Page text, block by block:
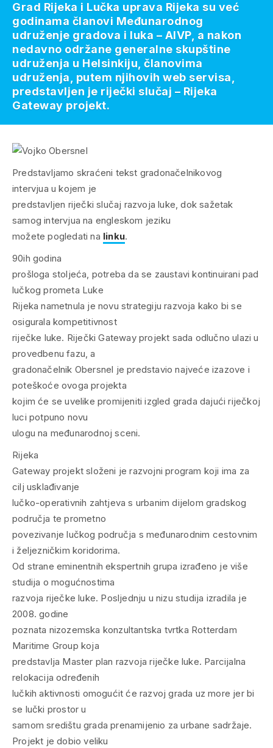
Predstavljamo skraćeni tekst gradonačelnikovog
intervjua u kojem je
predstavljen riječki slučaj razvoja luke, dok sažetak
samog intervjua na engleskom jeziku
možete pogledati na linku.
90ih godina
prošloga stoljeća, potreba da se zaustavi kontinuirani pad
lučkog prometa Luke
Rijeka nametnula je novu strategiju razvoja kako bi se
osigurala kompetitivnost
riječke luke. Riječki Gateway projekt sada odlučno ulazi u
provedbenu fazu, a
gradonačelnik Obersnel je predstavio najveće izazove i
poteškoće ovoga projekta
kojim će se uvelike promijeniti izgled grada dajući riječkoj
luci potpuno novu
ulogu na međunarodnoj sceni.
Rijeka
Gateway projekt složeni je razvojni program koji ima za
cilj usklađivanje
lučko-operativnih zahtjeva s urbanim dijelom gradskog
područja te prometno
povezivanje lučkog područja s međunarodnim cestovnim
i željezničkim koridorima.
Od strane eminentnih ekspertnih grupa izrađeno je više
studija o mogućnostima
razvoja riječke luke. Posljednju u nizu studija izradila je
2008. godine
poznata nizozemska konzultantska tvrtka Rotterdam
Maritime Group koja
predstavlja Master plan razvoja riječke luke. Parcijalna
relokacija određenih
lučkih aktivnosti omogućit će razvoj grada uz more jer bi
se lučki prostor u
samom središtu grada prenamijenio za urbane sadržaje.
Projekt je dobio veliku
Grad Rijeka i Lučka uprava Rijeka su već
godinama članovi Međunarodnog
udruženje gradova i luka – AIVP, a nakon
nedavno održane generalne skupštine
udruženja u Helsinkiju, članovima
udruženja, putem njihovih web servisa,
predstavljen je riječki slučaj – Rijeka
Gateway projekt.